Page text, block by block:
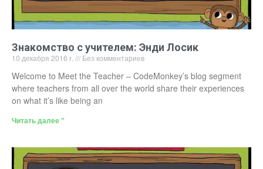
Знакомство с учителем: Энди Лосик
10 декабря 2016 г. Без комментариев
Welcome to Meet the Teacher – CodeMonkey’s blog segment
where teachers from all over the world share their experiences
on what it’s like being an
Читать далее "